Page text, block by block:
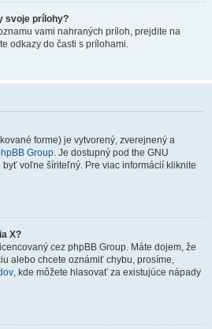
svoje prílohy?
vami nahraných príloh, prejdite na
odkazy do časti s prílohami.
forme) je vytvorený, zverejnený a
Group. Je dostupný pod the GNU
voľne šíriteľný. Pre viac informácií kliknite
X?
cez phpBB Group. Máte dojem, že
alebo chcete oznámiť chybu, prosíme,
, kde môžete hlasovať za existujúce nápady